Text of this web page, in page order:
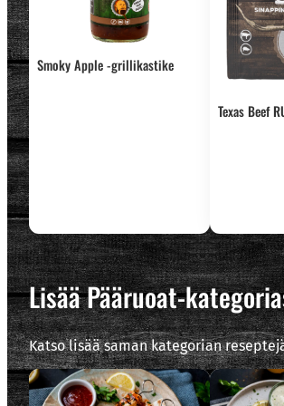
Smoky Apple -grillikastike
Texas Beef
Lisää Pääruoat-
Katso lisää saman kategorian